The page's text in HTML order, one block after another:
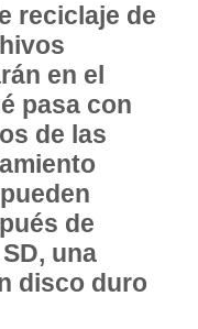
reciclaje de
en el
pasa con
de las
de
una
disco duro